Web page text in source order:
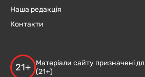
Наша редакція
Контакти
21+
Матеріали сайту призначені
(21+)